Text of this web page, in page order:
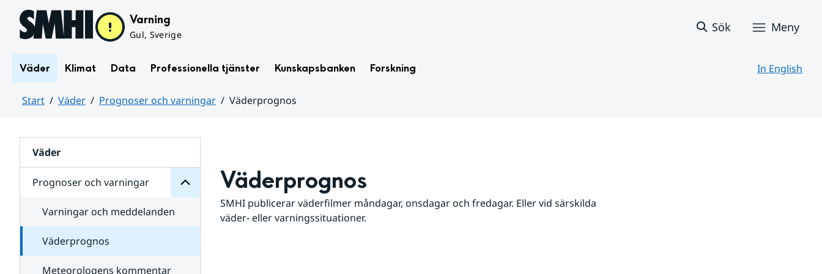
Hoppa till sidans innehåll Varning
Gul, Sverige
Sök Meny
Väder Klimat Data Professionella tjänster Kunskapsbanken Forskning In English
Start Väder Prognoser och varningar
Väderprognos
Väder
Prognoser och varningar
för
varningar
Varningar och meddelanden
Väderprognos
Meteorologens kommentar
Väderprognos
SMHI publicerar väderfilmer måndagar, onsdagar och fredagar. Eller vid särskilda
väder- eller varningssituationer.